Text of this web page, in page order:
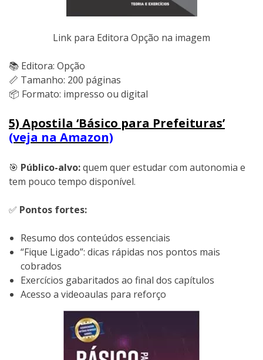
Link para Editora Opção na imagem
📚 Editora: Opção
📏 Tamanho: 200 páginas
📦 Formato: impresso ou digital
5) Apostila ‘Básico para Prefeituras’
(veja na Amazon)
🎯 Público-alvo:quem quer estudar com autonomia e
tem pouco tempo disponível.
✅ Pontos fortes:
Resumo dos conteúdos essenciais
“Fique Ligado”: dicas rápidas nos pontos mais
cobrados
Exercícios gabaritados ao final dos capítulos
Acesso a videoaulas para reforço